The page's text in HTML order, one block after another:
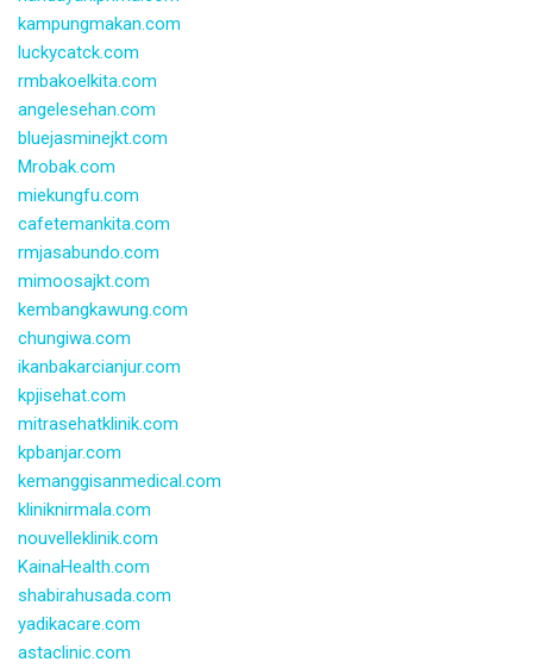
kampungmakan.com
luckycatck.com
rmbakoelkita.com
angelesehan.com
bluejasminejkt.com
Mrobak.com
miekungfu.com
cafetemankita.com
rmjasabundo.com
mimoosajkt.com
kembangkawung.com
chungiwa.com
ikanbakarcianjur.com
kpjisehat.com
mitrasehatklinik.com
kpbanjar.com
kemanggisanmedical.com
kliniknirmala.com
nouvelleklinik.com
KainaHealth.com
shabirahusada.com
yadikacare.com
astaclinic.com